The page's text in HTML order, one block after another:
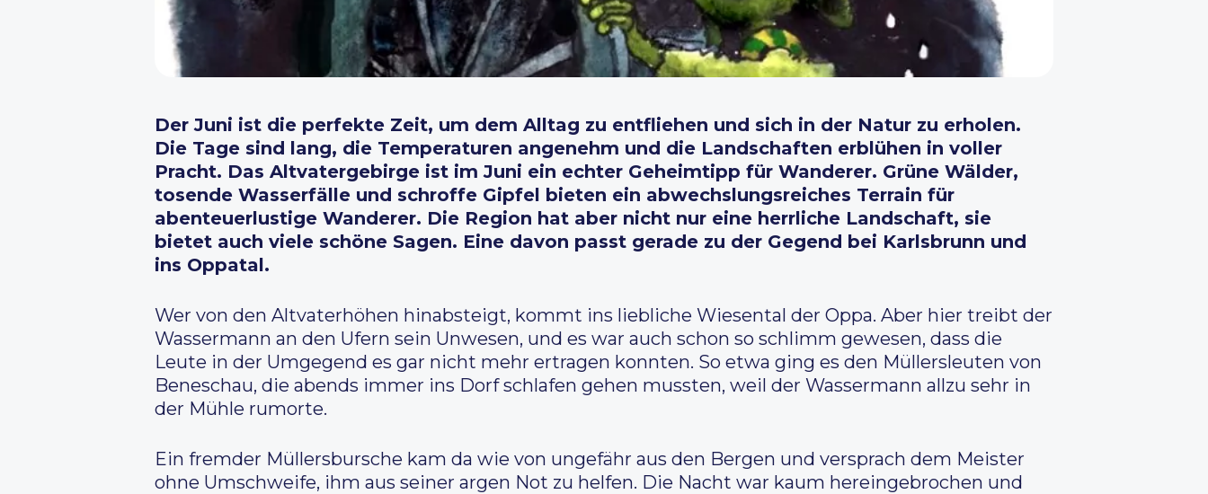
Der Juni ist die perfekte Zeit, um dem Alltag zu entfliehen und sich in der Natur zu erholen.
Die Tage sind lang, die Temperaturen angenehm und die Landschaften erblühen in voller
Pracht. Das Altvatergebirge ist im Juni ein echter Geheimtipp für Wanderer. Grüne Wälder,
tosende Wasserfälle und schroffe Gipfel bieten ein abwechslungsreiches Terrain für
abenteuerlustige Wanderer. Die Region hat aber nicht nur eine herrliche Landschaft, sie
bietet auch viele schöne Sagen. Eine davon passt gerade zu der Gegend bei Karlsbrunn und
ins Oppatal.
Wer von den Altvaterhöhen hinabsteigt, kommt ins liebliche Wiesental der Oppa. Aber hier treibt der
Wassermann an den Ufern sein Unwesen, und es war auch schon so schlimm gewesen, dass die
Leute in der Umgegend es gar nicht mehr ertragen konnten. So etwa ging es den Müllersleuten von
Beneschau, die abends immer ins Dorf schlafen gehen mussten, weil der Wassermann allzu sehr in
der Mühle rumorte.
Ein fremder Müllersbursche kam da wie von ungefähr aus den Bergen und versprach dem Meister
ohne Umschweife, ihm aus seiner argen Not zu helfen. Die Nacht war kaum hereingebrochen und